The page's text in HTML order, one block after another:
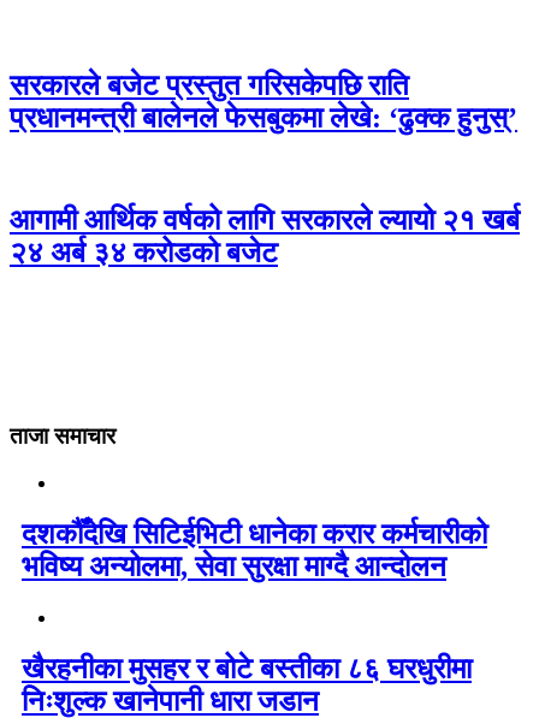
सरकारले बजेट प्रस्तुत गरिसकेपछि राति
प्रधानमन्त्री बालेनले फेसबुकमा लेखे: ‘ढुक्क हुनुस्’
आगामी आर्थिक वर्षको लागि सरकारले ल्यायो २१ खर्ब
२४ अर्ब ३४ करोडको बजेट
ताजा समाचार
दशकौँदेखि सिटिईभिटी धानेका करार कर्मचारीको
भविष्य अन्योलमा, सेवा सुरक्षा माग्दै आन्दोलन
खैरहनीका मुसहर र बोटे बस्तीका ८६ घरधुरीमा
निःशुल्क खानेपानी धारा जडान